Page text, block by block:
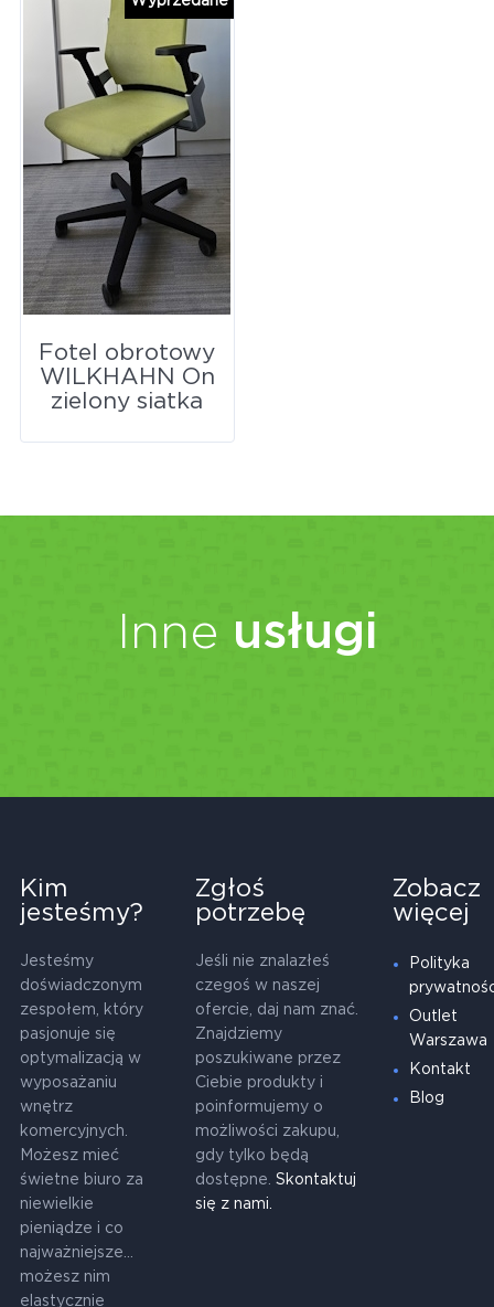
Fotel obrotowy
WILKHAHN On
zielony siatka
Inne usługi
Kim
jesteśmy?
Jesteśmy
doświadczonym
zespołem, który
pasjonuje się
optymalizacją w
wyposażaniu
wnętrz
komercyjnych.
Możesz mieć
świetne biuro za
niewielkie
pieniądze i co
najważniejsze...
możesz nim
elastycznie
Zgłoś
potrzebę
Jeśli nie znalazłeś
czegoś w naszej
ofercie, daj nam znać.
Znajdziemy
poszukiwane przez
Ciebie produkty i
poinformujemy o
możliwości zakupu,
gdy tylko będą
dostępne. Skontaktuj
się z nami.
Zobacz
więcej
Polityka
Outlet
Warszawa
Kontakt
Blog